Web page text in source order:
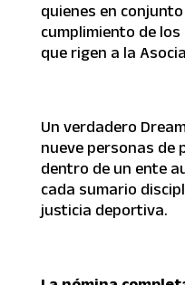
quienes en
cumplimiento de
que rigen a la
Un verdadero
nueve personas de
dentro de un ente
cada sumario
justicia deportiva.